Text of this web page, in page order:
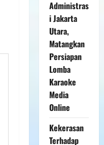
Administras
i Jakarta
Utara,
Matangkan
Persiapan
Lomba
Karaoke
Media
Online
Kekerasan
Terhadap